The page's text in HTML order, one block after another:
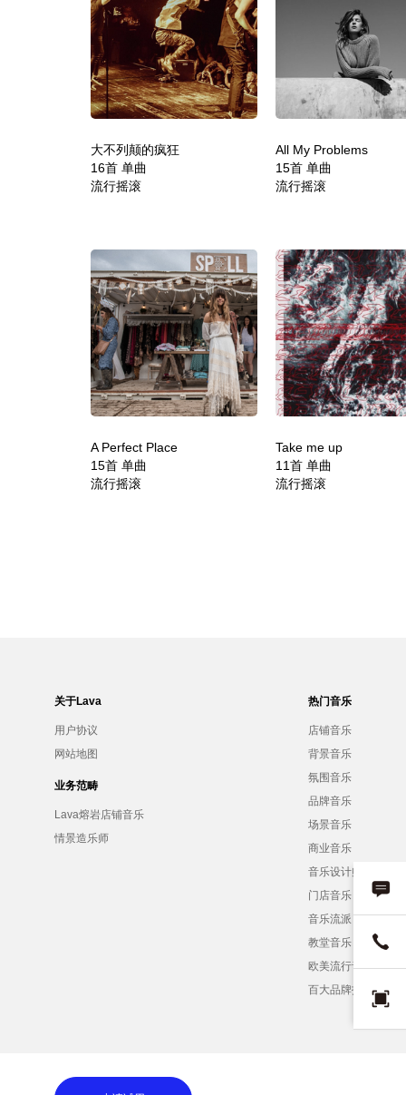
大不列颠的疯狂
16首 单曲
流行摇滚
All My Problems
15首 单曲
流行摇滚
A Perfect Place
15首 单曲
流行摇滚
Take me up
11首 单曲
流行摇滚
关于Lava
用户协议
网站地图
业务范畴
Lava熔岩店铺音乐
情景造乐师
热门音乐
店铺音乐
背景音乐
氛围音乐
品牌音乐
场景音乐
商业音乐
音乐设计师
门店音乐
音乐流派
教堂音乐
欧美流行音乐
百大品牌招募